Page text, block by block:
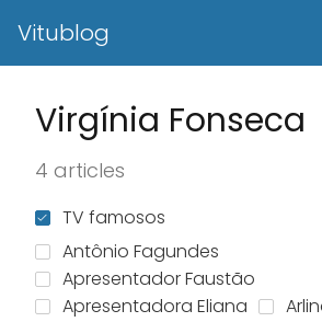
Vitublog
Virgínia Fonseca
4 articles
TV famosos
Antônio Fagundes
Apresentador Faustão
Apresentadora Eliana